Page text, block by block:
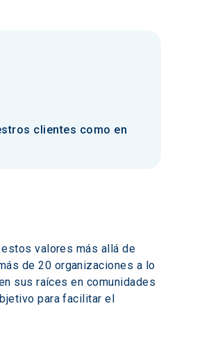
clientes como en
valores más allá de
de 20 organizaciones a lo
sus raíces en comunidades
para facilitar el